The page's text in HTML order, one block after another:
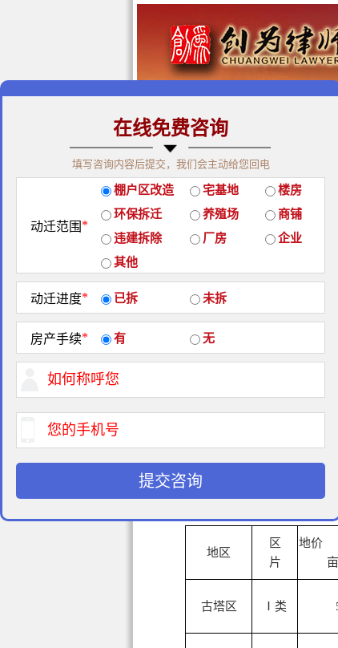
免费咨询热线：400-
经典案例 | 律师团队
房屋拆迁补偿 企业拆迁补偿 厂房拆
站内搜索：
地区政策 当
2015-01-21 10:09
免费法律咨询热线:
地区
区
片
地价
亩
古塔区 Ⅰ类
在线免费咨询
填写咨询内容后提交，我们会主动给您回电
动迁范围 *
棚户区改造 宅基地
楼房
环保拆迁
养殖场
商铺
违建拆除
厂房
企业
其他
动迁进度* 已拆 未拆
房产手续* 有 无
提交咨询